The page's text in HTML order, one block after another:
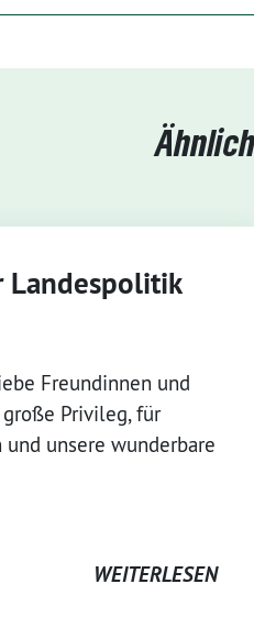
Landespolitik
Freundinnen und
Privileg, für
unsere wunderbare
WEITERLESEN